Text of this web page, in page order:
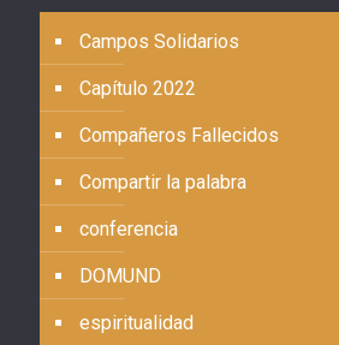
Campos Solidarios
Capítulo 2022
Compañeros Fallecidos
Compartir la palabra
conferencia
DOMUND
espiritualidad